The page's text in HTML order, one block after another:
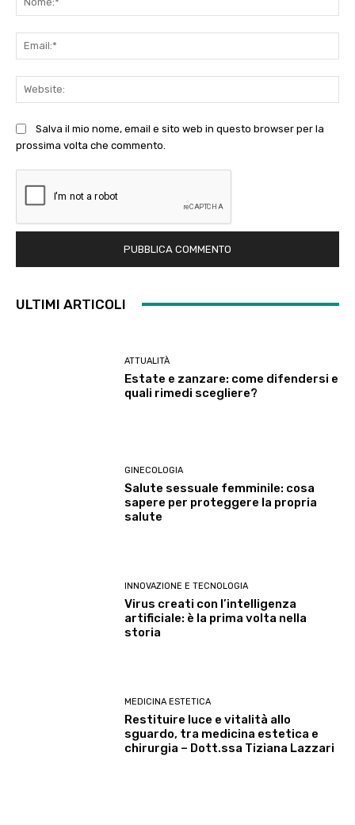
Salva il mio nome, email e sito web in questo browser per la
prossima volta che commento.
ULTIMI ARTICOLI
ATTUALITÀ
Estate e zanzare: come difendersi e
quali rimedi scegliere?
GINECOLOGIA
Salute sessuale femminile: cosa
sapere per proteggere la propria
salute
INNOVAZIONE E TECNOLOGIA
Virus creati con l’intelligenza
artificiale: è la prima volta nella
storia
MEDICINA ESTETICA
Restituire luce e vitalità allo
sguardo, tra medicina estetica e
chirurgia – Dott.ssa Tiziana Lazzari